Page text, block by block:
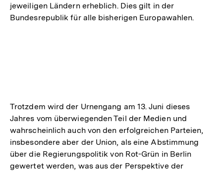
der
Fußnote
jeweiligen Ländern erheblich. Dies gilt in der
Bundesrepublik für alle bisherigen Europawahlen.
Trotzdem wird der Urnengang am 13. Juni dieses
Jahres vom überwiegenden Teil der Medien und
wahrscheinlich auch von den erfolgreichen Parteien,
insbesondere aber der Union, als eine Abstimmung
über die Regierungspolitik von Rot-Grün in Berlin
gewertet werden, was aus der Perspektive der